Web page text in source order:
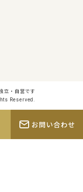
立・自営です
Reserved.
お問い合わせ